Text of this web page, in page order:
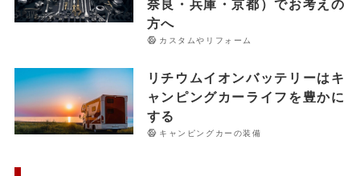
奈良・兵庫・京都）でお考えの
方へ
カスタムやリフォーム
リチウムイオンバッテリーはキ
ャンピングカーライフを豊かに
する
キャンピングカーの装備